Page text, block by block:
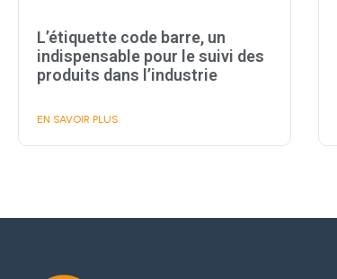
L’étiquette code barre, un
indispensable pour le suivi des
produits dans l’industrie
EN SAVOIR PLUS